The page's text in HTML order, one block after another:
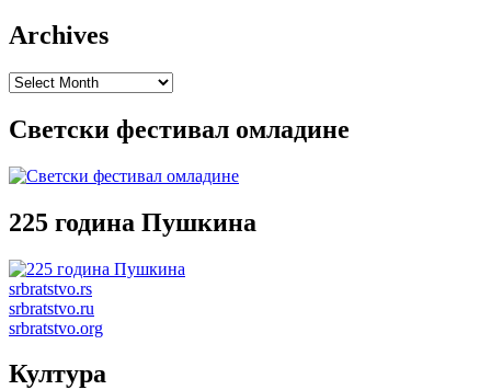
Archives
Archives
Светски фестивал омладине
225 година Пушкина
srbratstvo.rs
srbratstvo.ru
srbratstvo.org
Култура